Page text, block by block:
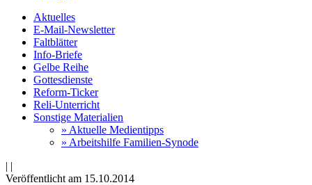
Aktuelles
E-Mail-Newsletter
Faltblätter
Info-Briefe
Gelbe Reihe
Gottesdienste
Reform-Ticker
Reli-Unterricht
Sonstige Materialien
» Aktuelle Medientipps
» Arbeitshilfe Familien-Synode
| |
Veröffentlicht am 15­.10.2014